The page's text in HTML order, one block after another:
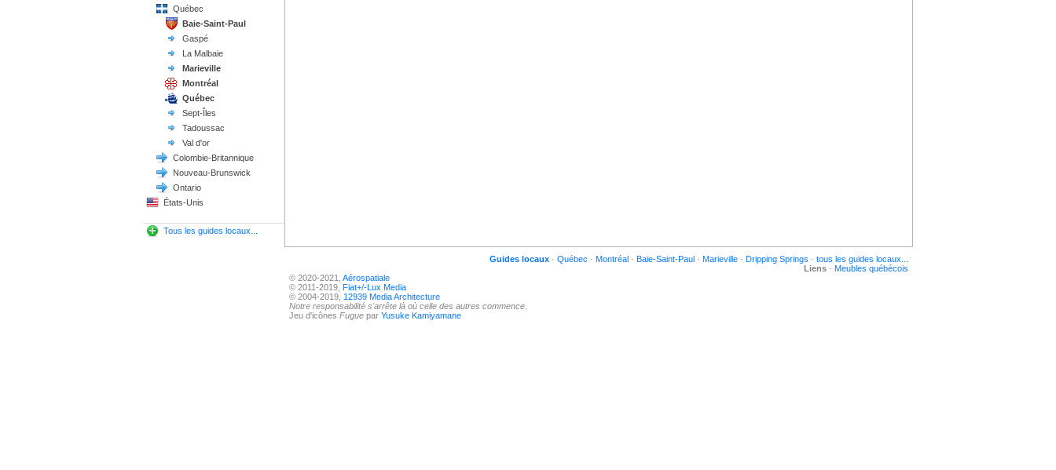
Québec
Baie-Saint-Paul
Gaspé
La Malbaie
Marieville
Montréal
Québec
Sept-Îles
Tadoussac
Val d'or
Colombie-Britannique
Nouveau-Brunswick
Ontario
États-Unis
Tous les guides locaux...
Guides locaux Québec Montréal Baie-Saint-Paul Marieville Dripping Springs
tous les guides locaux...
Liens
Meubles québécois
© 2020-2021, Aérospatiale
© 2011-2019, Fiat+/-Lux Media
© 2004-2019, 12939 Media Architecture
Notre responsabilité s'arrête là où celle des autres commence
Jeu d'icônes Fugue par Yusuke Kamiyamane